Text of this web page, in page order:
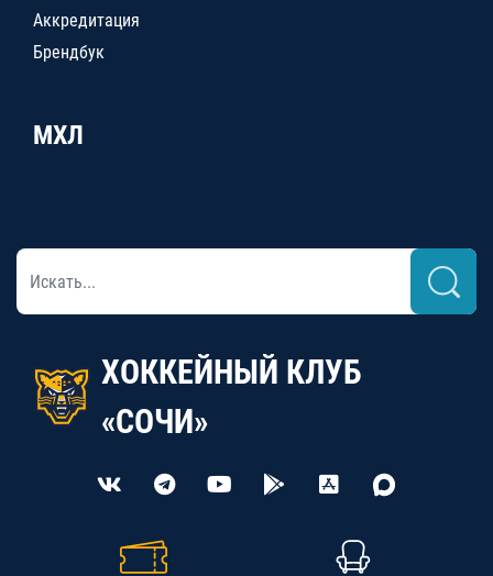
Аккредитация
Брендбук
МХЛ
ХОККЕЙНЫЙ КЛУБ
«СОЧИ»